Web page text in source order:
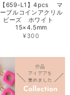
【659-L1】4pcs マ
ーブルコインアクリル
ビーズ ホワイト
15×4.5mm
¥300